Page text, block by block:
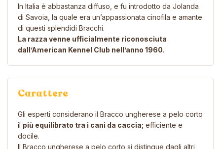
In Italia è abbastanza diffuso, e fu introdotto da Jolanda
di Savoia, la quale era un’appassionata cinofila e amante
di questi splendidi Bracchi.
La razza venne ufficialmente riconosciuta
dall’American Kennel Club nell’anno 1960.
Carattere
Gli esperti considerano il Bracco ungherese a pelo corto
il più equilibrato tra i cani da caccia; efficiente e
docile.
Il Bracco ungherese a pelo corto si distingue dagli altri